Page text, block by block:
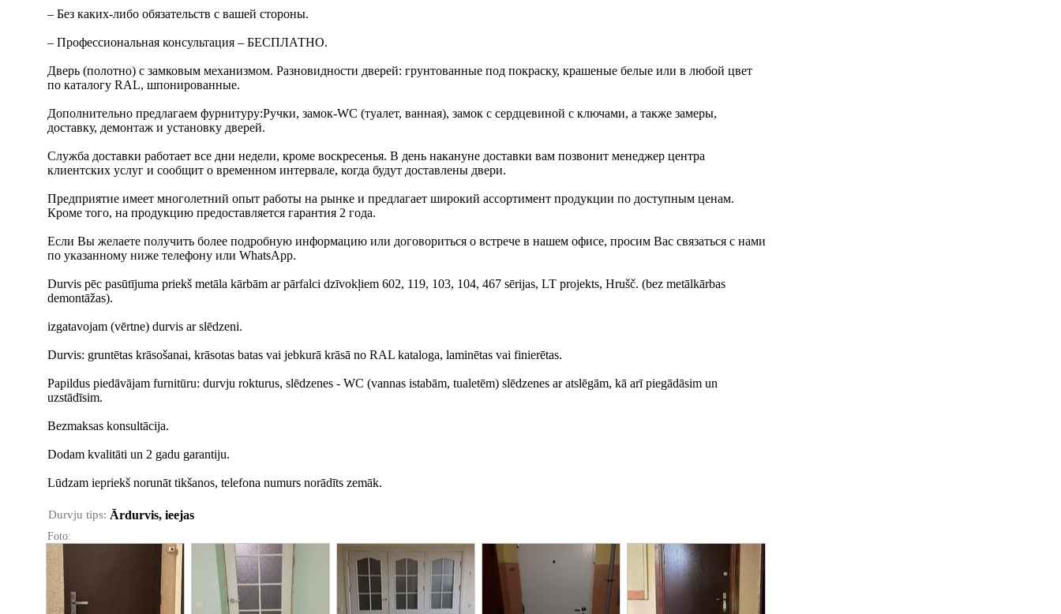
– Без каких-либо обязательств с вашей стороны.
– Профессиональная консультация – БЕСПЛАТНО.
Дверь (полотно) с замковым механизмом. Разновидности дверей: грунтованные под покраску, крашеные белые или в любой цвет
по каталогу RAL, шпонированные.
Дополнительно предлагаем фурнитуру:Ручки, замок-WC (туалет, ванная), замок с сердцевиной с ключами, а также замеры,
доставку, демонтаж и установку дверей.
Служба доставки работает все дни недели, кроме воскресенья. В день накануне доставки вам позвонит менеджер центра
клиентских услуг и сообщит о временном интервале, когда будут доставлены двери.
Предприятие имеет многолетний опыт работы на рынке и предлагает широкий ассортимент продукции по доступным ценам.
Кроме того, на продукцию предоставляется гарантия 2 года.
Если Вы желаете получить более подробную информацию или договориться о встрече в нашем офисе, просим Вас связаться с нами
по указанному ниже телефону или WhatsApp.
Durvis pēc pasūtījuma priekš metāla kārbām ar pārfalci dzīvokļiem 602, 119, 103, 104, 467 sērijas, LT projekts, Hrušč. (bez metālkārbas
demontāžas).
izgatavojam (vērtne) durvis ar slēdzeni.
Durvis: gruntētas krāsošanai, krāsotas batas vai jebkurā krāsā no RAL kataloga, laminētas vai finierētas.
Papildus piedāvājam furnitūru: durvju rokturus, slēdzenes - WC (vannas istabām, tualetēm) slēdzenes ar atslēgām, kā arī piegādāsim un
uzstādīsim.
Bezmaksas konsultācija.
Dodam kvalitāti un 2 gadu garantiju.
Lūdzam iepriekš norunāt tikšanos, telefona numurs norādīts zemāk.
Durvju tips: Ārdurvis, ieejas
Foto: